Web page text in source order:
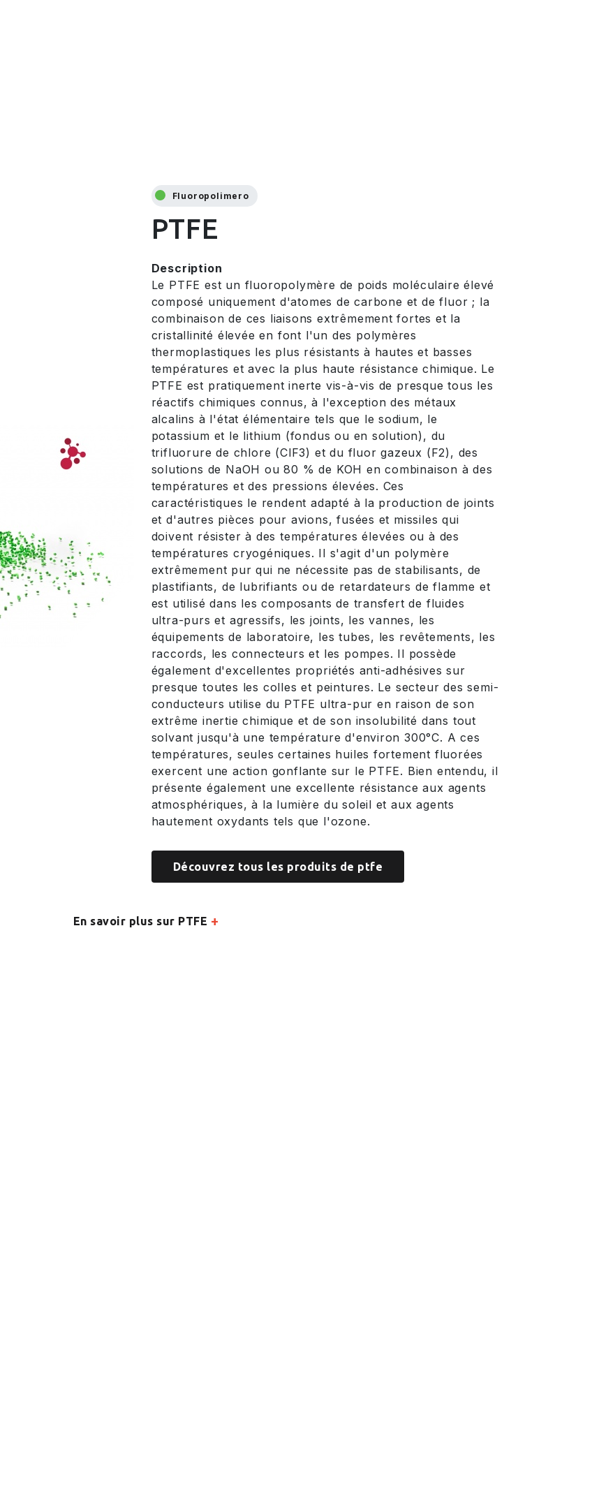
Fluoropolimero
PTFE
Description
Le PTFE est un fluoropolymère de poids moléculaire élevé
composé uniquement d'atomes de carbone et de fluor ; la
combinaison de ces liaisons extrêmement fortes et la
cristallinité élevée en font l'un des polymères
thermoplastiques les plus résistants à hautes et basses
températures et avec la plus haute résistance chimique. Le
PTFE est pratiquement inerte vis-à-vis de presque tous les
réactifs chimiques connus, à l'exception des métaux
alcalins à l'état élémentaire tels que le sodium, le
potassium et le lithium (fondus ou en solution), du
trifluorure de chlore (ClF3) et du fluor gazeux (F2), des
solutions de NaOH ou 80 % de KOH en combinaison à des
températures et des pressions élevées. Ces
caractéristiques le rendent adapté à la production de joints
et d'autres pièces pour avions, fusées et missiles qui
doivent résister à des températures élevées ou à des
températures cryogéniques. Il s'agit d'un polymère
extrêmement pur qui ne nécessite pas de stabilisants, de
plastifiants, de lubrifiants ou de retardateurs de flamme et
est utilisé dans les composants de transfert de fluides
ultra-purs et agressifs, les joints, les vannes, les
équipements de laboratoire, les tubes, les revêtements, les
raccords, les connecteurs et les pompes. Il possède
également d'excellentes propriétés anti-adhésives sur
presque toutes les colles et peintures. Le secteur des semi-
conducteurs utilise du PTFE ultra-pur en raison de son
extrême inertie chimique et de son insolubilité dans tout
solvant jusqu'à une température d'environ 300°C. A ces
températures, seules certaines huiles fortement fluorées
exercent une action gonflante sur le PTFE. Bien entendu, il
présente également une excellente résistance aux agents
atmosphériques, à la lumière du soleil et aux agents
hautement oxydants tels que l'ozone.
Découvrez tous les produits de ptfe
En savoir plus sur PTFE +